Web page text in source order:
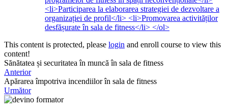
<li>Participarea la elaborarea strategiei de dezvoltare a
organizației de profil</li> <li>Promovarea activităților
desfășurate în sala de fitness</li> </ol>
This content is protected, please login and enroll course to view this
content!
Sănătatea și securitatea în muncă în sala de fitness
Anterior
Apărarea împotriva incendiilor în sala de fitness
Următor